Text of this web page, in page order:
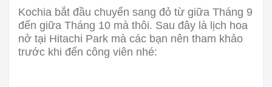
Kochia bắt đầu chuyển sang đỏ từ giữa Tháng 9
đến giữa Tháng 10 mà thôi. Sau đây là lịch hoa
nở tại Hitachi Park mà các bạn nên tham khảo
trước khi đến công viên nhé: